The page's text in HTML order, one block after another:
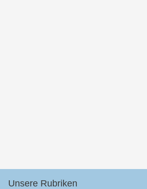
Unsere Rubriken